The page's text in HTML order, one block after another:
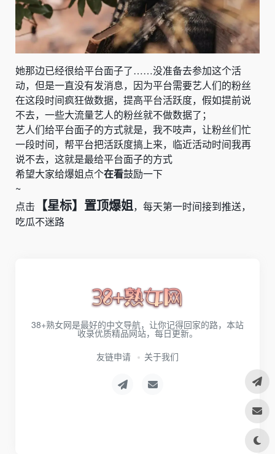
她那边已经很给平台面子了……没准备去参加这个活
动，但是一直没有发消息，因为平台需要艺人们的粉丝
在这段时间疯狂做数据，提高平台活跃度，假如提前说
不去，一些大流量艺人的粉丝就不做数据了；
艺人们给平台面子的方式就是，我不吱声，让粉丝们忙
一段时间，帮平台把活跃度搞上来，临近活动时间我再
说不去，这就是最给平台面子的方式
希望大家给爆姐点个在看鼓励一下
~
点击
【星标】置顶爆姐，每天第一时间接到推送，
吃瓜不迷路
38+熟女网是最好的中文导航，让你记得回家的路，本站
收录优质精品网站，每日更新。
友链申请
关于我们